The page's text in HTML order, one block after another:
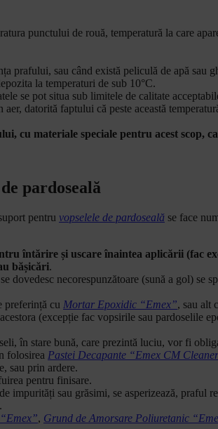
punctului de rouă, temperatură la care
prafului, sau când există peliculă de apă sau
la temperaturi de sub 10°C.
se pot situa sub limitele de calitate
datorită faptului că peste această
cu materiale speciale pentru acest scop,
pardoseală
pentru vopselele de pardoseală se face
întărire și uscare înaintea aplicării (fac
bășicări.
necorespunzătoare (sună a gol) se
preferință cu Mortar Epoxidic “Emex”, sau alt
(excepție fac vopsirile sau pardoselile
în stare bună, care prezintă luciu, vor fi
folosirea Pastei Decapante “Emex CM
sau prin ardere.
pentru finisare.
impurități sau grăsimi, se asperizează,
, Grund de Amorsare Poliuretanic